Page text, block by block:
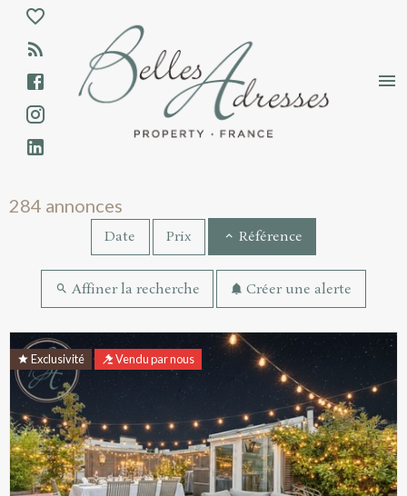
Annonces immobilières - Résultats de
Aparté haute
En-tête
Liens
284 annonces
Date Prix Référence
Affiner la recherche Créer une alerte
Résultats de recherche
Exclusivité Vendu par nous